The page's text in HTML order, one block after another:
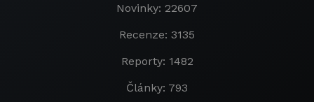
Novinky: 22607
Recenze: 3135
Reporty: 1482
Články: 793